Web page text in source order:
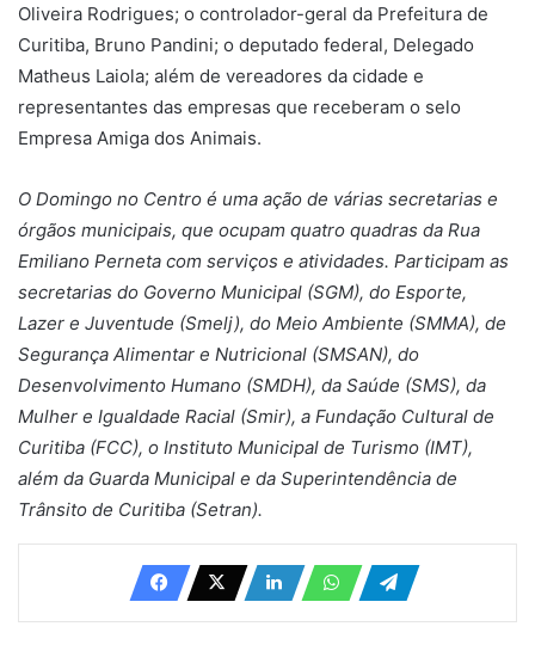
Oliveira Rodrigues; o controlador-geral da Prefeitura de
Curitiba, Bruno Pandini; o deputado federal, Delegado
Matheus Laiola; além de vereadores da cidade e
representantes das empresas que receberam o selo
Empresa Amiga dos Animais.
O Domingo no Centro é uma ação de várias secretarias e
órgãos municipais, que ocupam quatro quadras da Rua
Emiliano Perneta com serviços e atividades. Participam as
secretarias do Governo Municipal (SGM), do Esporte,
Lazer e Juventude (Smelj), do Meio Ambiente (SMMA), de
Segurança Alimentar e Nutricional (SMSAN), do
Desenvolvimento Humano (SMDH), da Saúde (SMS), da
Mulher e Igualdade Racial (Smir), a Fundação Cultural de
Curitiba (FCC), o Instituto Municipal de Turismo (IMT),
além da Guarda Municipal e da Superintendência de
Trânsito de Curitiba (Setran).